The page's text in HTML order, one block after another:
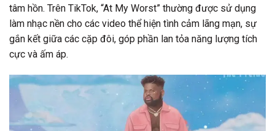
tâm hồn. Trên TikTok, “At My Worst” thường được sử dụng
làm nhạc nền cho các video thể hiện tình cảm lãng mạn, sự
gắn kết giữa các cặp đôi, góp phần lan tỏa năng lượng tích
cực và ấm áp.